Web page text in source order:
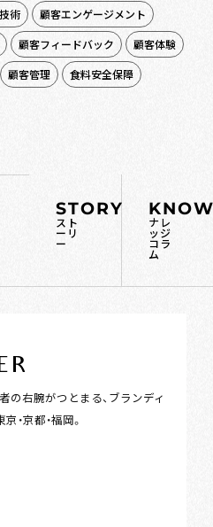
術
顧客エンゲージメント
顧客フィードバック
顧客体験
顧客管理
食料安全保障
STORY
スト
ーリ
ー
ナレ
ッジ
コラ
ム
の右腕がつとまる、ブランディ
・京都・福岡。